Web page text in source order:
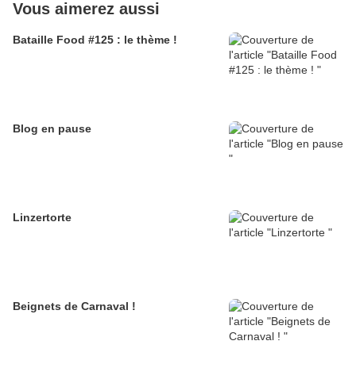
Vous aimerez aussi
Bataille Food #125 : le thème !
Blog en pause
Linzertorte
Beignets de Carnaval !